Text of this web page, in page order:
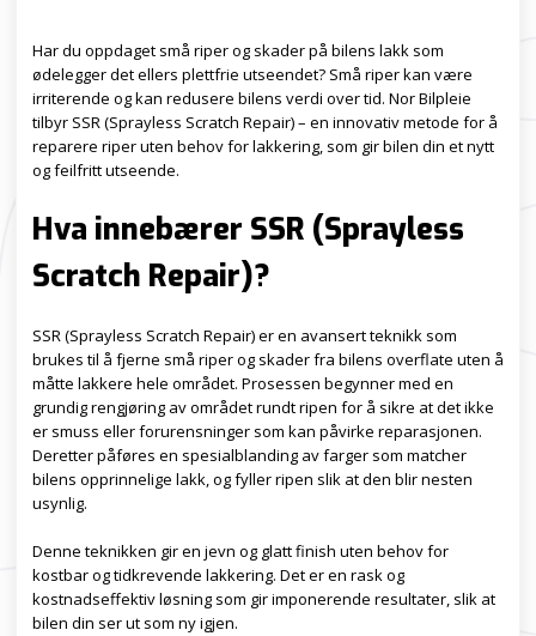
Har du oppdaget små riper og skader på bilens lakk som
ødelegger det ellers plettfrie utseendet? Små riper kan være
irriterende og kan redusere bilens verdi over tid. Nor Bilpleie
tilbyr SSR (Sprayless Scratch Repair) – en innovativ metode for å
reparere riper uten behov for lakkering, som gir bilen din et nytt
og feilfritt utseende.
Hva innebærer SSR (Sprayless
Scratch Repair)?
SSR (Sprayless Scratch Repair) er en avansert teknikk som
brukes til å fjerne små riper og skader fra bilens overflate uten å
måtte lakkere hele området. Prosessen begynner med en
grundig rengjøring av området rundt ripen for å sikre at det ikke
er smuss eller forurensninger som kan påvirke reparasjonen.
Deretter påføres en spesialblanding av farger som matcher
bilens opprinnelige lakk, og fyller ripen slik at den blir nesten
usynlig.
Denne teknikken gir en jevn og glatt finish uten behov for
kostbar og tidkrevende lakkering. Det er en rask og
kostnadseffektiv løsning som gir imponerende resultater, slik at
bilen din ser ut som ny igjen.